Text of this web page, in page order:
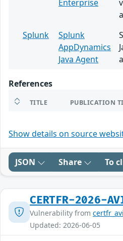
Enterprise
Splunk
Splunk
AppDynamics
Java Agent
References
TITLE PUBLICATION
Show details on source
JSON Share To
CERTFR-2026-
Vulnerability from
Updated: 2026-06-05